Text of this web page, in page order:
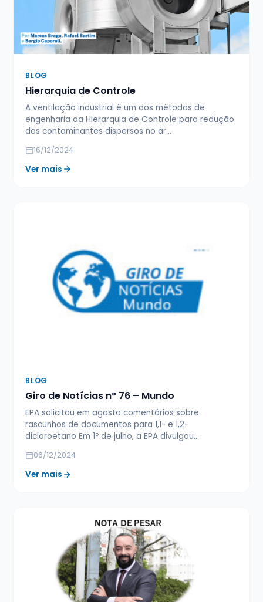
BLOG
Hierarquia de Controle
A ventilação industrial é um dos métodos de
engenharia da Hierarquia de Controle para redução
dos contaminantes dispersos no ar…
16/12/2024
Ver mais
BLOG
Giro de Notícias n° 76 – Mundo
EPA solicitou em agosto comentários sobre
rascunhos de documentos para 1,1- e 1,2-
dicloroetano Em 1º de julho, a EPA divulgou…
06/12/2024
Ver mais